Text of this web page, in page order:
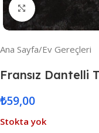
Resmi Büyüt
Ana Sayfa/Ev Gereçleri
Fransız Dantelli
₺59,00
Stokta yok